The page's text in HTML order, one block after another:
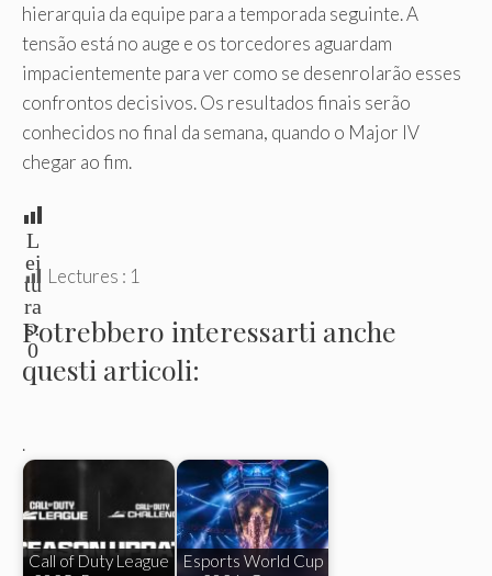
hierarquia da equipe para a temporada seguinte. A
tensão está no auge e os torcedores aguardam
impacientemente para ver como se desenrolarão esses
confrontos decisivos. Os resultados finais serão
conhecidos no final da semana, quando o Major IV
chegar ao fim.
L
ei
tu
ra
s:
0
Lectures : 1
Potrebbero interessarti anche
questi articoli:
.
Call of Duty League
Esports World Cup